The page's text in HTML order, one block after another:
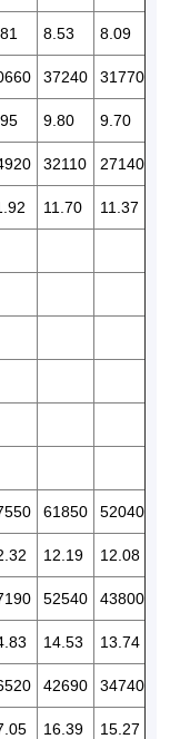
8.53 8.09
37240 31770
9.80 9.70
32110 27140
11.70 11.37
61850 52040
12.19 12.08
52540 43800
14.53 13.74
42690 34740
16.39 15.27